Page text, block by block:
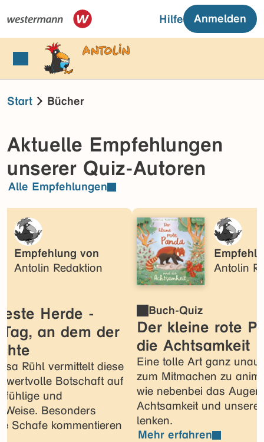
Hilfe Anmelden
Start Bücher
Aktuelle Empfehlungen
unserer Quiz-Autoren
Alle Empfehlungen
Empfehlung von
Antolin Redaktion
Herde -
an dem der
Rühl vermittelt diese
wertvolle Botschaft auf
und
Weise. Besonders
Schafe kommentieren
Antolin
Buch-Quiz
Der kleine rote
die Achtsamkeit
Eine tolle Art ganz
zum Mitmachen zu
wie nebenbei das
Achtsamkeit und unsere
lenken.
Mehr erfahren